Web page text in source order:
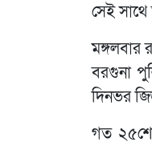
সেই
মঙ্গলবার
বরগুনা
দিনভর
গত